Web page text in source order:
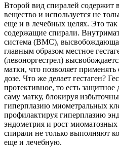
Второй вид спиралей содержит
вещество и используется не
еще и в лечебных целях. Это
содержащие спирали.
система (ВМС),
главным образом местное
(левоноргестрел)
матки, что позволяет
дозе. Что же делает гестаген?
протективное, то есть
саму матку, блокируя
гиперплазию миометральных
профилактируя гиперплазию
эндометрия и рост миоматозных
спирали не только выполняют
еще и лечебную.